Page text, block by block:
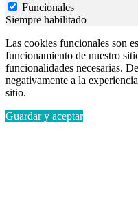
Funcionales
Siempre habilitado
Las cookies funcionales son
funcionamiento de nuestro
funcionalidades necesarias.
negativamente a la
sitio.
Guardar y aceptar